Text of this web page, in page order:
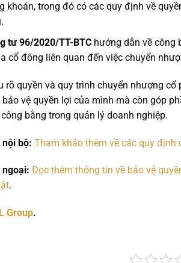
khoán, trong đó có các quy định về
tư 96/2020/TT-BTChướng dẫn về công
cổ đông liên quan đến việc chuyển
rõ quyền và quy trình chuyển nhượng cổ
vệ quyền lợi của mình mà còn góp
bằng trong quản lý doanh nghiệp.
bộ: Tham khảo thêm về các quy định
ngoại: Đọc thêm thông tin về bảo vệ
.
Group.